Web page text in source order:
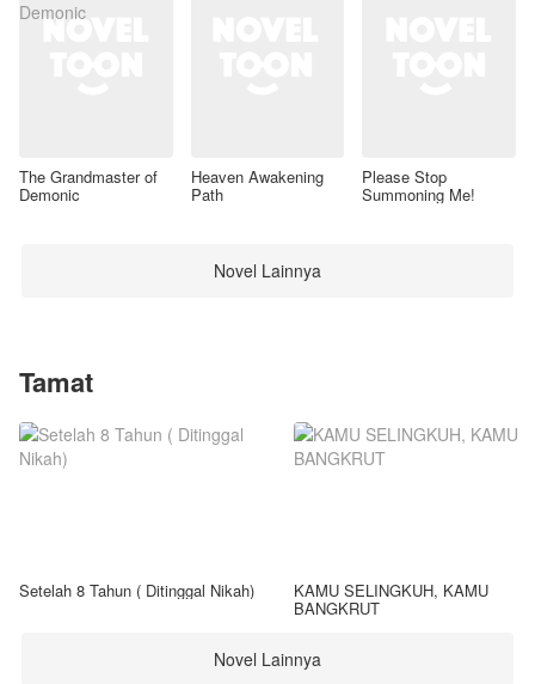
The Grandmaster of
Demonic
Heaven Awakening
Path
Please Stop
Summoning Me!
Novel Lainnya
Tamat
Setelah 8 Tahun ( Ditinggal Nikah) KAMU SELINGKUH, KAMU
BANGKRUT
Novel Lainnya